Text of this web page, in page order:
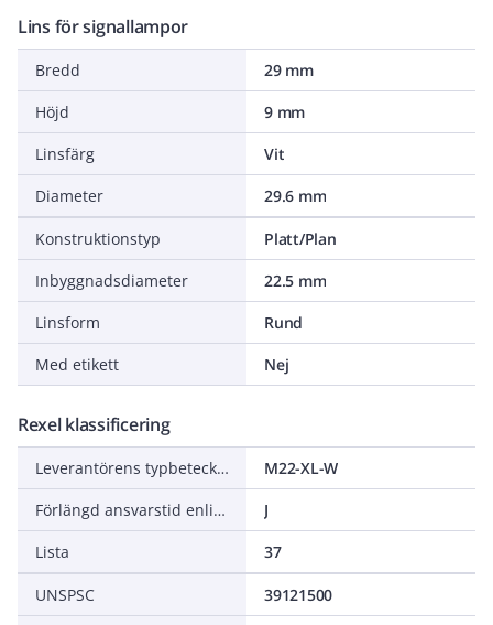
Lins för signallampor
Bredd
29 mm
Höjd
9 mm
Linsfärg
Vit
Diameter
29.6 mm
Konstruktionstyp
Platt/Plan
Inbyggnadsdiameter
22.5 mm
Linsform
Rund
Med etikett
Nej
Rexel klassificering
Leverantörens typbeteckning
M22-XL-W
Förlängd ansvarstid enligt ALEM-09
J
Lista
37
UNSPSC
39121500